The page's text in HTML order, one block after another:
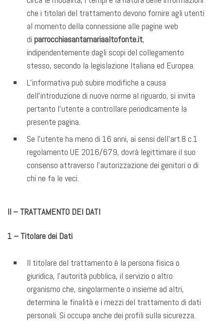
che i titolari del trattamento devono fornire agli utenti
al momento della connessione alle pagine web
di parrocchiasantamariaaltofonte.it,
indipendentemente dagli scopi del collegamento
stesso, secondo la legislazione Italiana ed Europea.
L’informativa può subire modifiche a causa
dell’introduzione di nuove norme al riguardo, si invita
pertanto l’utente a controllare periodicamente la
presente pagina.
Se l’utente ha meno di 16 anni, ai sensi dell’art.8 c.1
regolamento UE 2016/679, dovrà legittimare il suo
consenso attraverso l’autorizzazione dei genitori o di
chi ne fa le veci.
II – TRATTAMENTO DEI DATI
1 – Titolare dei Dati
Il titolare del trattamento è la persona fisica o
giuridica, l’autorità pubblica, il servizio o altro
organismo che, singolarmente o insieme ad altri,
determina le finalità e i mezzi del trattamento di dati
personali. Si occupa anche dei profili sulla sicurezza.